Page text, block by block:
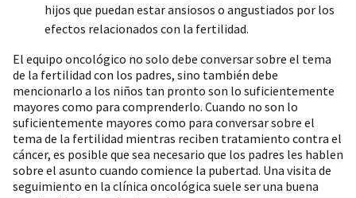
hijos que puedan estar ansiosos o angustiados por los
efectos relacionados con la fertilidad.
El equipo oncológico no solo debe conversar sobre el tema
de la fertilidad con los padres, sino también debe
mencionarlo a los niños tan pronto son lo suficientemente
mayores como para comprenderlo. Cuando no son lo
suficientemente mayores como para conversar sobre el
tema de la fertilidad mientras reciben tratamiento contra el
cáncer, es posible que sea necesario que los padres les hablen
sobre el asunto cuando comience la pubertad. Una visita de
seguimiento en la clínica oncológica suele ser una buena